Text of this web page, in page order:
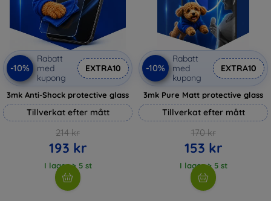
-10%
Rabatt
med
kupong
EXTRA10
3mk Anti-Shock protective glass
Tillverkat efter mått
214 kr
193 kr
I lager > 5 st
-10%
Rabatt
med
kupong
EXTRA10
3mk Pure Matt protective glass
Tillverkat efter mått
170 kr
153 kr
I lager > 5 st